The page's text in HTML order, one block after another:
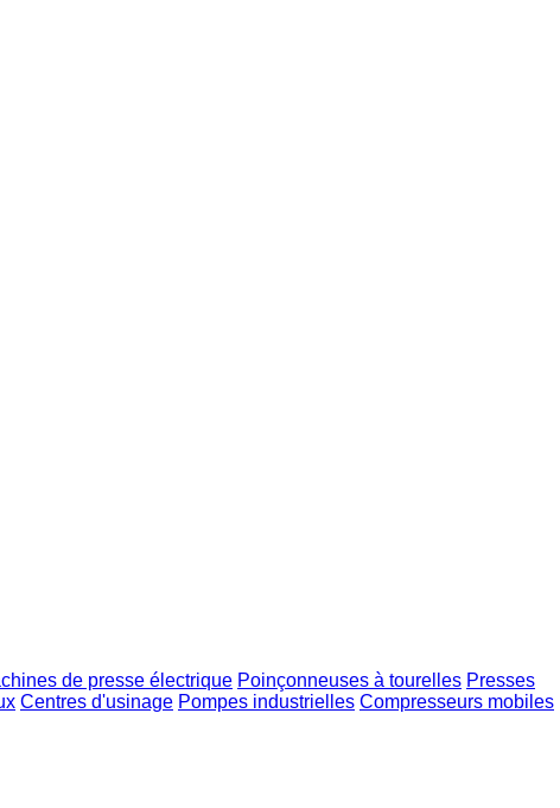
de presse électrique Poinçonneuses à tourelles Presses
Centres d'usinage Pompes industrielles Compresseurs mobiles